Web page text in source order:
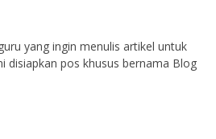
yang ingin menulis artikel untuk
disiapkan pos khusus bernama Blog